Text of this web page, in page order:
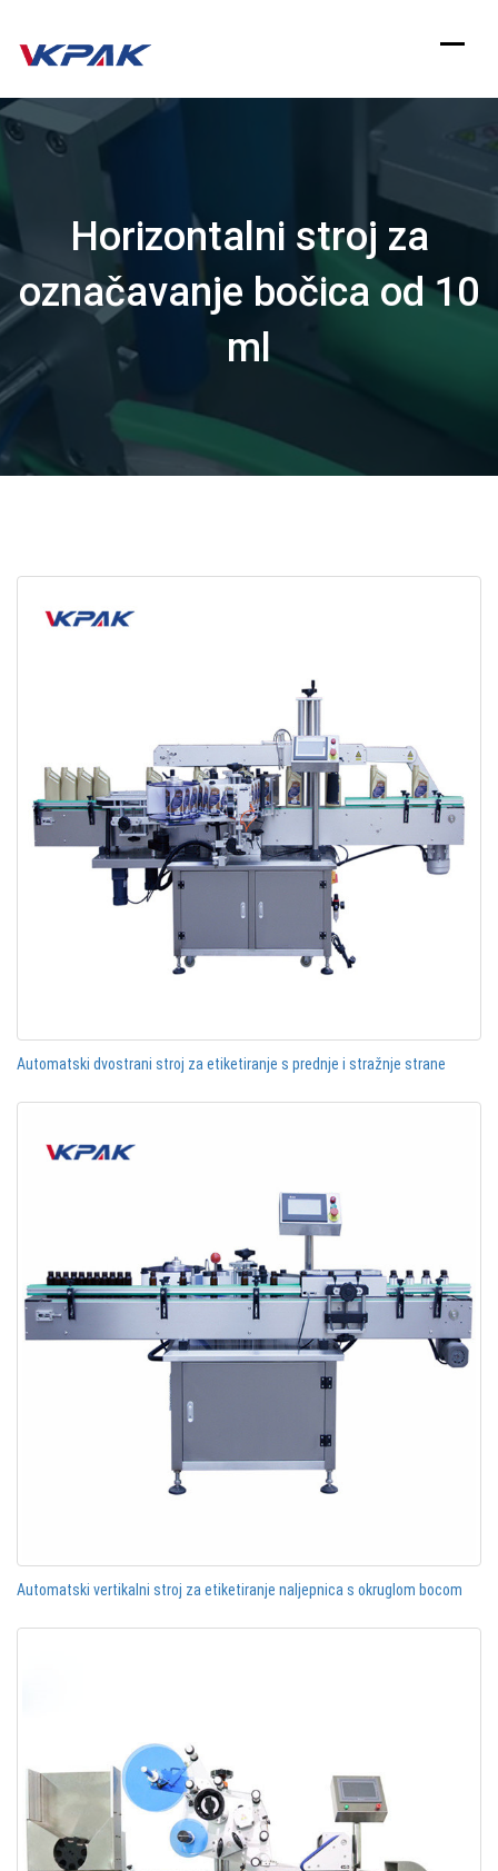
Preskoči
na
Horizontalni stroj za
označavanje bočica od 10
ml
Automatski dvostrani stroj za etiketiranje s prednje i stražnje strane
Automatski vertikalni stroj za etiketiranje naljepnica s okruglom bocom